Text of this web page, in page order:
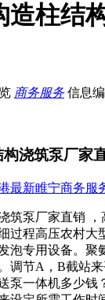
造柱结
商务服务 信息
浇筑泵厂家
最新睢宁商务服
筑泵厂家直销
过程高压农村​‌‌大
泡专用设备。聚
调节A，B截站
泵一体机多少钱